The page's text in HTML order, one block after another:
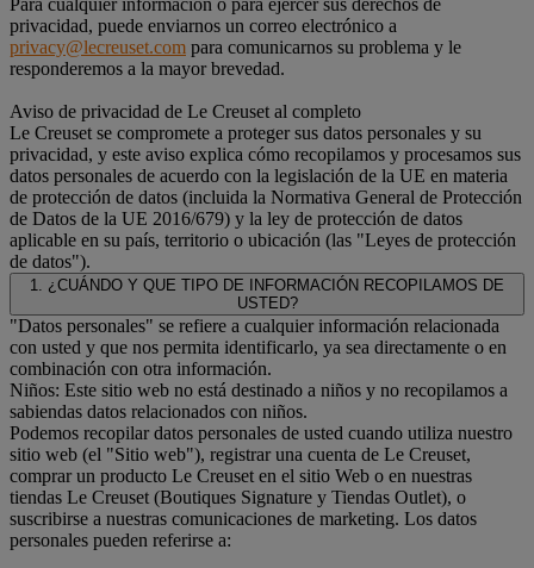
privacidad, puede enviarnos un correo electrónico a
privacy@lecreuset.com para comunicarnos su problema y le
responderemos a la mayor brevedad.
Aviso de privacidad de Le Creuset al completo
Le Creuset se compromete a proteger sus datos personales y su
privacidad, y este aviso explica cómo recopilamos y procesamos sus
datos personales de acuerdo con la legislación de la UE en materia
de protección de datos (incluida la Normativa General de Protección
de Datos de la UE 2016/679) y la ley de protección de datos
aplicable en su país, territorio o ubicación (las "Leyes de protección
de datos").
1. ¿CUÁNDO Y QUE TIPO DE INFORMACIÓN RECOPILAMOS DE
USTED?
"Datos personales" se refiere a cualquier información relacionada
con usted y que nos permita identificarlo, ya sea directamente o en
combinación con otra información.
Niños: Este sitio web no está destinado a niños y no recopilamos a
sabiendas datos relacionados con niños.
Podemos recopilar datos personales de usted cuando utiliza nuestro
sitio web (el "Sitio web"), registrar una cuenta de Le Creuset,
comprar un producto Le Creuset en el sitio Web o en nuestras
tiendas Le Creuset (Boutiques Signature y Tiendas Outlet), o
suscribirse a nuestras comunicaciones de marketing. Los datos
personales pueden referirse a: